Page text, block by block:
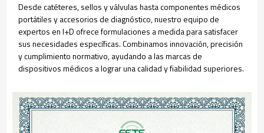
Desde catéteres, sellos y válvulas hasta componentes médicos
portátiles y accesorios de diagnóstico, nuestro equipo de
expertos en I+D ofrece formulaciones a medida para satisfacer
sus necesidades específicas. Combinamos innovación, precisión
y cumplimiento normativo, ayudando a las marcas de
dispositivos médicos a lograr una calidad y fiabilidad superiores.